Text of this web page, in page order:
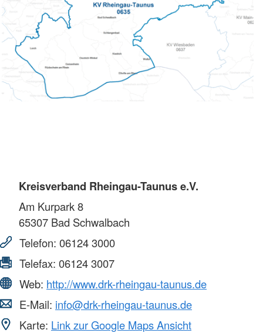
Kreisverband Rheingau-Taunus e.V.
Am Kurpark 8
65307 Bad Schwalbach
Telefon: 06124 3000
Telefax: 06124 3007
Web: http://www.drk-rheingau-taunus.de
E-Mail: info@drk-rheingau-taunus.de
Karte: Link zur Google Maps Ansicht